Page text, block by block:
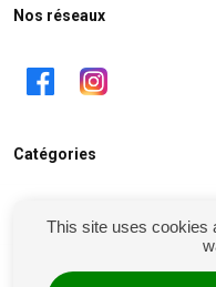
Nos réseaux
Catégories
Mon compte
This site uses cookies